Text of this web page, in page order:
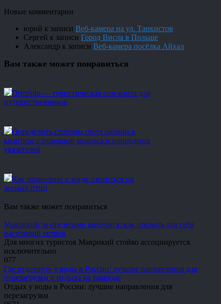
Новые комментарии
юрий к записи Веб-камера на ул. Танкистов
Сергей к записи Город Висла в Польше
Александр к записи Веб-камера посёлка Айхал
Вам также может понравиться
DrimSim — туристическая сим-карта для
путешественников
Определить стороны света онлайн в
квартире с помощью компаса и природных
указателей
Как правильно и когда охотиться на
лесных птиц
Вам также может понравиться
Маврикий за пределами шезлонга: как открыть для себя
настоящий остров
Для многих туристов Маврикий стойко ассоциируется
исключительно
077
Где отдохнуть у воды в России: лучшие направления для
перезагрузки и отдыха на природе
Отдых у воды в России: лучшие направления для
перезагрузки